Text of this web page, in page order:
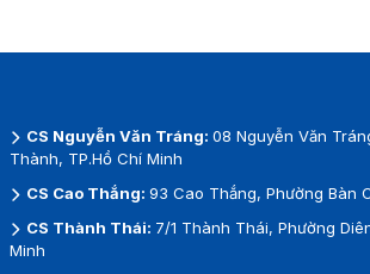
CS Nguyễn Văn Tráng: 08 Nguyễn Văn
Thành, TP.Hồ Chí Minh
CS Cao Thắng: 93 Cao Thắng, Phường Bàn
CS Thành Thái: 7/1 Thành Thái, Phường
Minh